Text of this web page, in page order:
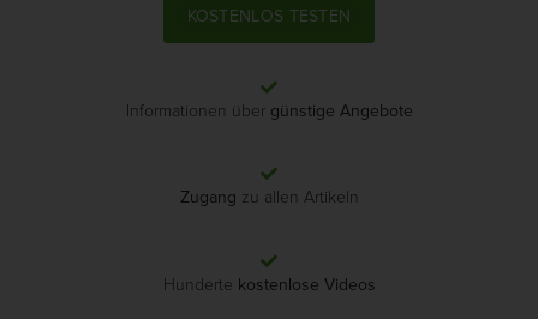
KOSTENLOS TESTEN
Informationen über günstige Angebote
Zugang zu allen Artikeln
Hunderte kostenlose Videos